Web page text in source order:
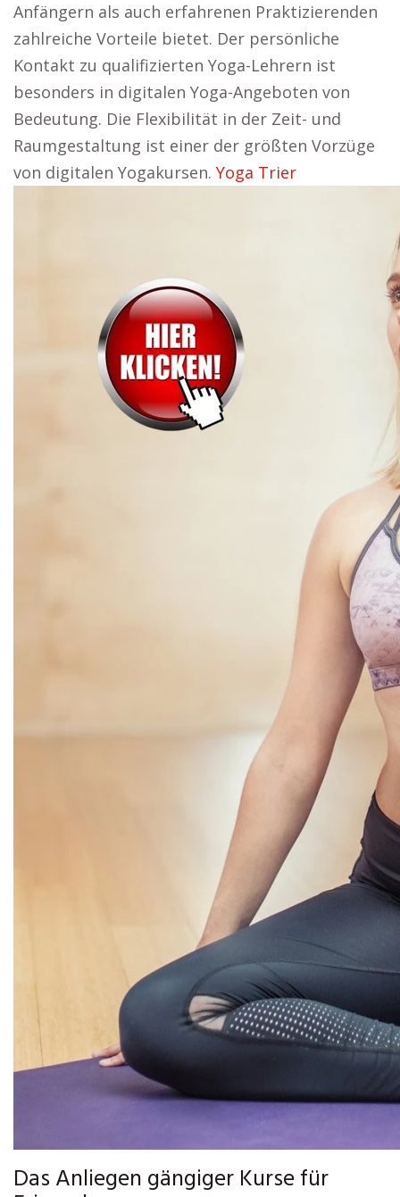
Anfängern als auch erfahrenen Praktizierenden
zahlreiche Vorteile bietet. Der persönliche
Kontakt zu qualifizierten Yoga-Lehrern ist
besonders in digitalen Yoga-Angeboten von
Bedeutung. Die Flexibilität in der Zeit- und
Raumgestaltung ist einer der größten Vorzüge
von digitalen Yogakursen. Yoga Trier
Das Anliegen gängiger Kurse für